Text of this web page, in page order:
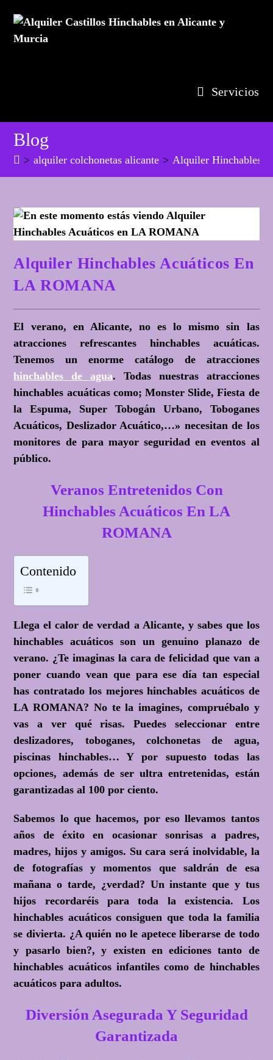
Servicios
Blog
> alquiler colchonetas alicante > Alquiler Hinchables
Alquiler Hinchables Acuáticos En
LA ROMANA
El verano, en Alicante, no es lo mismo sin las
atracciones refrescantes hinchables acuáticas.
Tenemos un enorme catálogo de atracciones
hinchables de agua. Todas nuestras atracciones
hinchables acuáticas como; Monster Slide, Fiesta de
la Espuma, Super Tobogán Urbano, Toboganes
Acuáticos, Deslizador Acuático,…» necesitan de los
monitores de para mayor seguridad en eventos al
público.
Veranos Entretenidos Con
Hinchables Acuáticos En LA
ROMANA
Contenido
Llega el calor de verdad a Alicante, y sabes que los
hinchables acuáticos son un genuino planazo de
verano. ¿Te imaginas la cara de felicidad que van a
poner cuando vean que para ese día tan especial
has contratado los mejores hinchables acuáticos de
LA ROMANA? No te la imagines, compruébalo y
vas a ver qué risas. Puedes seleccionar entre
deslizadores, toboganes, colchonetas de agua,
piscinas hinchables… Y por supuesto todas las
opciones, además de ser ultra entretenidas, están
garantizadas al 100 por ciento.
Sabemos lo que hacemos, por eso llevamos tantos
años de éxito en ocasionar sonrisas a padres,
madres, hijos y amigos. Su cara será inolvidable, la
de fotografías y momentos que saldrán de esa
mañana o tarde, ¿verdad? Un instante que y tus
hijos recordaréis para toda la existencia. Los
hinchables acuáticos consiguen que toda la familia
se divierta. ¿A quién no le apetece liberarse de todo
y pasarlo bien?, y existen en ediciones tanto de
hinchables acuáticos infantiles como de hinchables
acuáticos para adultos.
Diversión Asegurada Y Seguridad
Garantizada